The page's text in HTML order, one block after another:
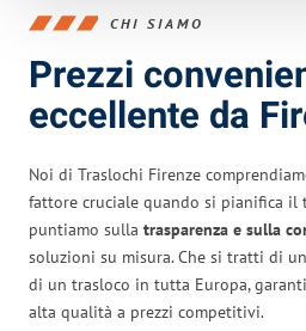
CHI SIAMO
Prezzi
eccellente da
Noi di Traslochi Firenze
fattore cruciale quando si pianifica il
puntiamo sulla trasparenza e sulla
soluzioni su misura. Che si tratti di
di un trasloco in tutta Europa,
alta qualità a prezzi competitivi.